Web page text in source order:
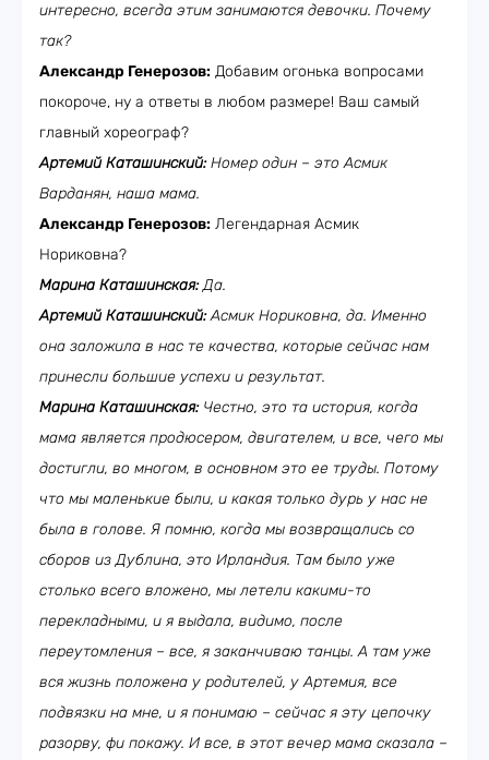
интересно, всегда этим занимаются девочки. Почему
так?
Александр Генерозов: Добавим огонька вопросами
покороче, ну а ответы в любом размере! Ваш самый
главный хореограф?
Артемий Каташинский:Номер один – это Асмик
Варданян, наша мама.
Александр Генерозов: Легендарная Асмик
Нориковна?
Марина Каташинская:Да.
Артемий Каташинский:Асмик Нориковна, да. Именно
она заложила в нас те качества, которые сейчас нам
принесли большие успехи и результат.
Марина Каташинская:Честно, это та история, когда
мама является продюсером, двигателем, и все, чего мы
достигли, во многом, в основном это ее труды. Потому
что мы маленькие были, и какая только дурь у нас не
была в голове. Я помню, когда мы возвращались со
сборов из Дублина, это Ирландия. Там было уже
столько всего вложено, мы летели какими-то
перекладными, и я выдала, видимо, после
переутомления – все, я заканчиваю танцы. А там уже
вся жизнь положена у родителей, у Артемия, все
подвязки на мне, и я понимаю – сейчас я эту цепочку
разорву, фи покажу. И все, в этот вечер мама сказала –